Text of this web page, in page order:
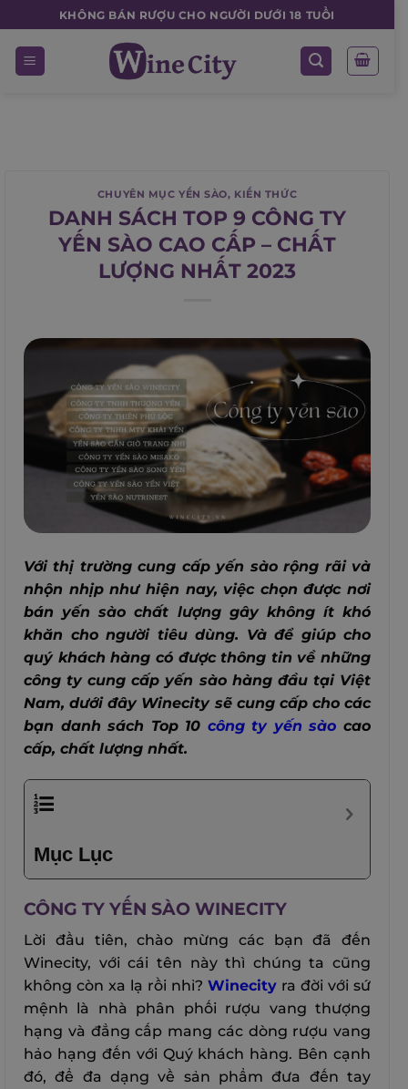
to
content
KHÔNG BÁN RƯỢU CHO NGƯỜI DƯỚI 18 TUỔI
CHUYÊN MỤC YẾN SÀO, KIẾN THỨC
DANH SÁCH TOP 9 CÔNG TY
YẾN SÀO CAO CẤP – CHẤT
LƯỢNG NHẤT 2023
Với thị trường cung cấp yến sào rộng rãi và
nhộn nhịp như hiện nay, việc chọn được nơi
bán yến sào chất lượng gây không ít khó
khăn cho người tiêu dùng. Và để giúp cho
quý khách hàng có được thông tin về những
công ty cung cấp yến sào hàng đầu tại Việt
Nam, dưới đây Winecity sẽ cung cấp cho các
bạn danh sách Top 10 công ty yến sào cao
cấp, chất lượng nhất.
Mục Lục
CÔNG TY YẾN SÀO WINECITY
Lời đầu tiên, chào mừng các bạn đã đến
Winecity, với cái tên này thì chúng ta cũng
không còn xa lạ rồi nhỉ? Winecity ra đời với sứ
mệnh là nhà phân phối rượu vang thượng
hạng và đẳng cấp mang các dòng rượu vang
hảo hạng đến với Quý khách hàng. Bên cạnh
đó, để đa dạng về sản phẩm đưa đến tay